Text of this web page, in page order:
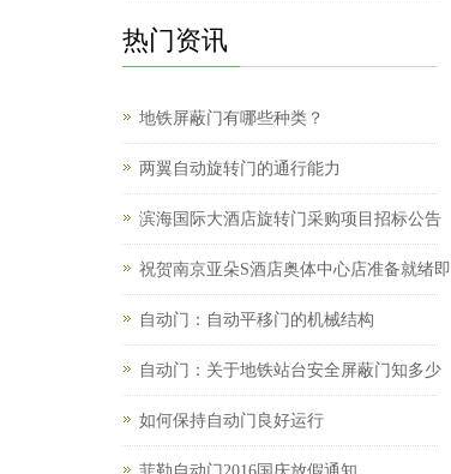
热门资讯
地铁屏蔽门有哪些种类？
两翼自动旋转门的通行能力
滨海国际大酒店旋转门采购项目招标公告
祝贺南京亚朵S酒店奥体中心店准备就绪即
自动门：自动平移门的机械结构
自动门：关于地铁站台安全屏蔽门知多少
如何保持自动门良好运行